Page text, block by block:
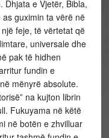
Dhjata e Vjetër, Bibla,
guximin ta vërë në
feje, të vërtetat që
universale dhe
pak të hidhen
fundin e
mënyrë absolute.
na kujton librin
Fukuyama në këtë
në botën e zhvilluar